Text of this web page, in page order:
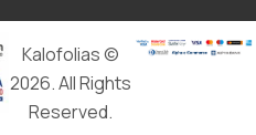
Kalofolias ©
2026. All Rights
Reserved.